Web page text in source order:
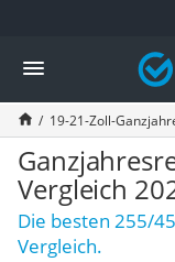
Die beliebtesten
Auto & Motor
Fahrradträger-
Fahrradträger
Fahrradträger
Fahrradträger 3
Benzinkanister (20 l)
Dashcam
Fahrradträger E-Bike
19-21-Zoll-
Vergleich
Die besten 255/
Vergleich.